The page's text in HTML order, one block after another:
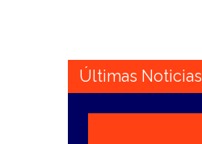
Últimas Noticias